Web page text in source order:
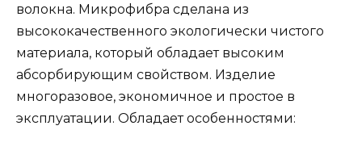
волокна. Микрофибра сделана из
высококачественного экологически чистого
материала, который обладает высоким
абсорбирующим свойством. Изделие
многоразовое, экономичное и простое в
эксплуатации. Обладает особенностями: